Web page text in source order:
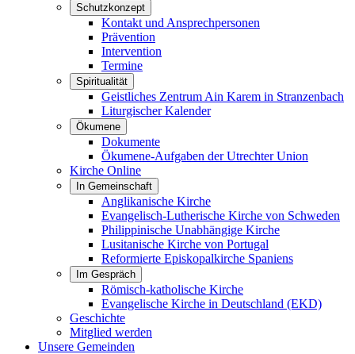
Schutzkonzept
Kontakt und Ansprechpersonen
Prävention
Intervention
Termine
Spiritualität
Geistliches Zentrum Ain Karem in Stranzenbach
Liturgischer Kalender
Ökumene
Dokumente
Ökumene-Aufgaben der Utrechter Union
Kirche Online
In Gemeinschaft
Anglikanische Kirche
Evangelisch-Lutherische Kirche von Schweden
Philippinische Unabhängige Kirche
Lusitanische Kirche von Portugal
Reformierte Episkopalkirche Spaniens
Im Gespräch
Römisch-katholische Kirche
Evangelische Kirche in Deutschland (EKD)
Geschichte
Mitglied werden
Unsere Gemeinden